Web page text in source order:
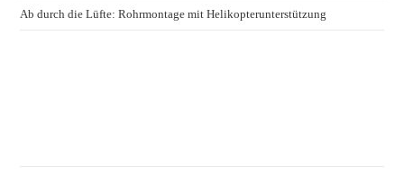
Ab durch die Lüfte: Rohrmontage mit Helikopterunterstützung